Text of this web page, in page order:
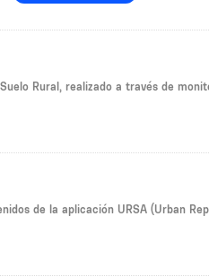
Rural, realizado a través de
de la aplicación URSA (Urban